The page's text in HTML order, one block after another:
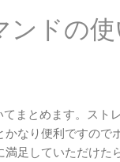
ンドの
まとめます。スト
なり便利ですので
足していただけた